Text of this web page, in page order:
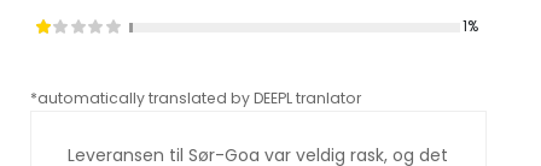
1%
*automatically translated by DEEPL tranlator
Leveransen til Sør-Goa var veldig rask, og det